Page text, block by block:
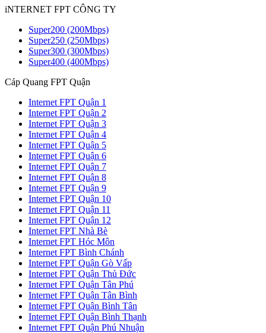
iNTERNET FPT CÔNG TY
Super200 (200Mbps)
Super250 (250Mbps)
Super300 (300Mbps)
Super400 (400Mbps)
Cáp Quang FPT Quận
Internet FPT Quận 1
Internet FPT Quận 2
Internet FPT Quận 3
Internet FPT Quận 4
Internet FPT Quận 5
Internet FPT Quận 6
Internet FPT Quận 7
Internet FPT Quận 8
Internet FPT Quận 9
Internet FPT Quận 10
Internet FPT Quận 11
Internet FPT Quận 12
Internet FPT Nhà Bè
Internet FPT Hóc Môn
Internet FPT Bình Chánh
Internet FPT Quận Gò Vấp
Internet FPT Quận Thủ Đức
Internet FPT Quận Tân Phú
Internet FPT Quận Tân Bình
Internet FPT Quận Bình Tân
Internet FPT Quận Bình Thạnh
Internet FPT Quận Phú Nhuận